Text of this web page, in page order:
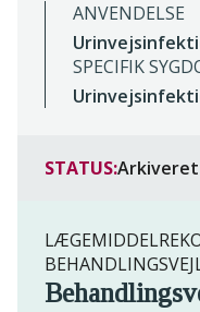
ANVENDELSE
SPECIFIK
STATUS:Arkiveret